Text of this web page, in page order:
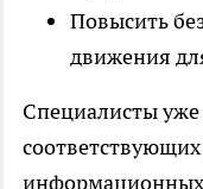
Повысить
движения
Специалисты уже